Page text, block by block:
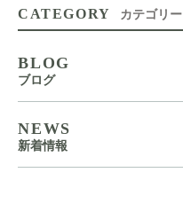
CATEGORY カテゴリー
BLOG
ブログ
NEWS
新着情報